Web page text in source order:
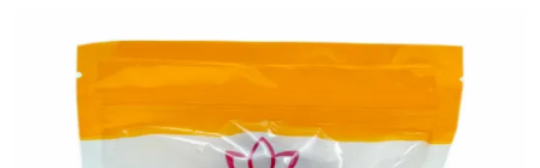
Merkevarer